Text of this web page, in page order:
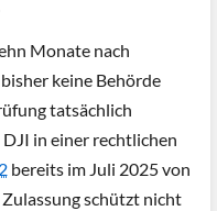
Monate nach
keine Behörde
tatsächlich
in einer rechtlichen
bereits im Juli 2025 von
schützt nicht